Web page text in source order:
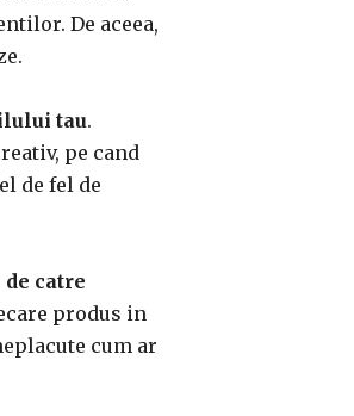
De aceea,
tau.
pe cand
de fel de
catre
produs in
cum ar